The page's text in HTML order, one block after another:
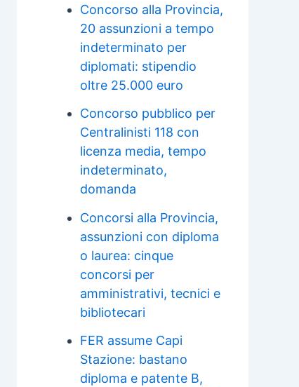
Concorso alla Provincia,
20 assunzioni a tempo
indeterminato per
diplomati: stipendio
oltre 25.000 euro
Concorso pubblico per
Centralinisti 118 con
licenza media, tempo
indeterminato,
domanda
Concorsi alla Provincia,
assunzioni con diploma
o laurea: cinque
concorsi per
amministrativi, tecnici e
bibliotecari
FER assume Capi
Stazione: bastano
diploma e patente B,